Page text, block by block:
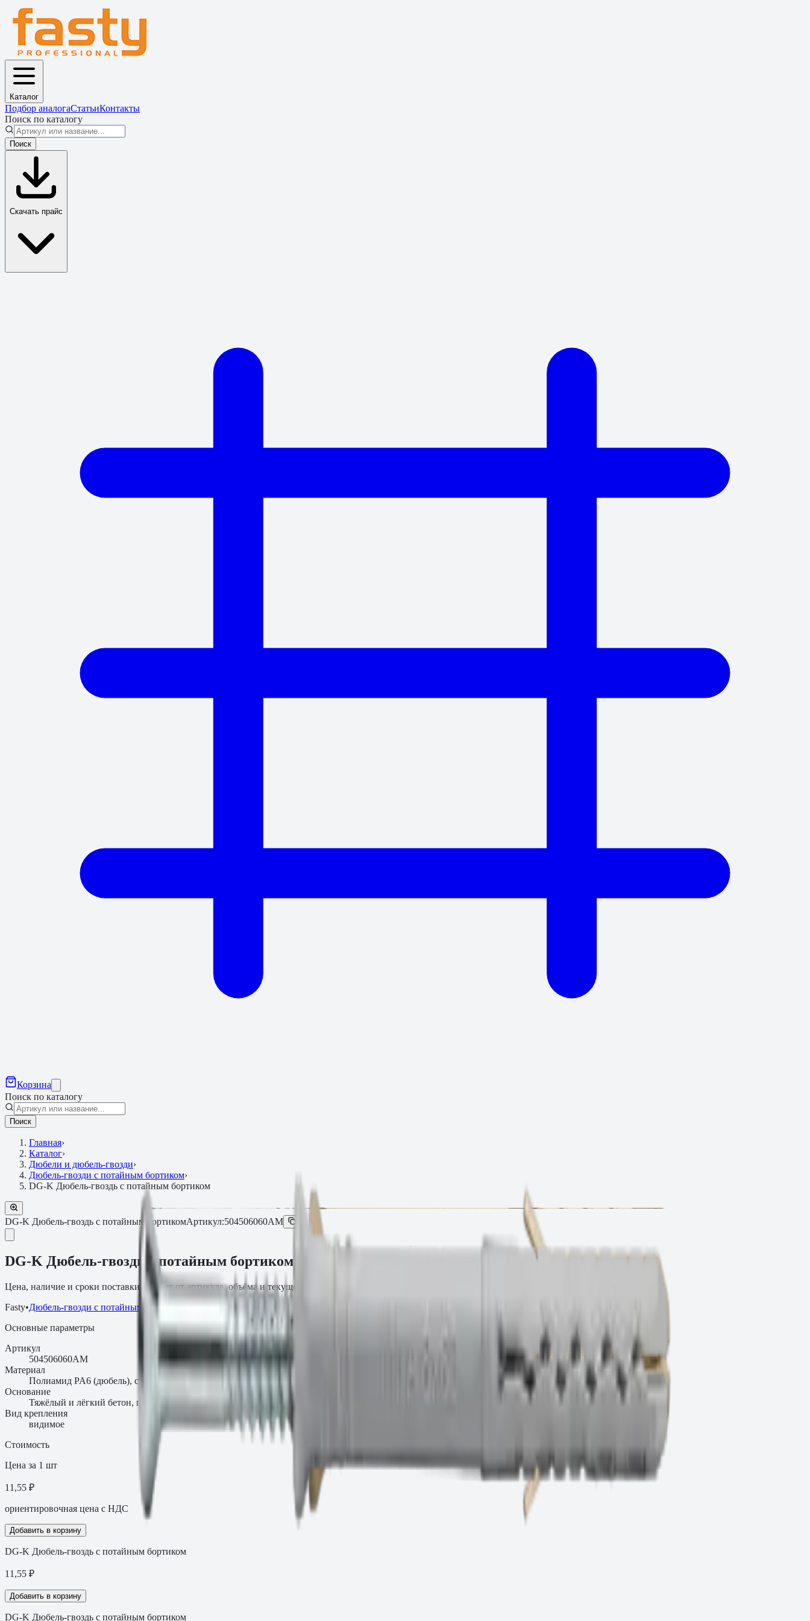
Каталог
Подбор аналогаСтатьиКонтакты
Поиск по каталогу
Поиск
Скачать прайс
Корзина
Поиск по каталогу
Поиск
Главная›
Каталог›
Дюбели и дюбель-гвозди›
Дюбель-гвозди с потайным бортиком›
DG-K Дюбель-гвоздь с потайным бортиком
DG-K Дюбель-гвоздь с потайным бортикомАртикул:504506060AM
DG-K Дюбель-гвоздь с потайным бортиком 6×60
Цена, наличие и сроки поставки зависят от артикула, объёма и текущей партии.
Fasty•Дюбель-гвозди с потайным бортиком
Основные параметры
Артикул
504506060AM
Материал
Полиамид PA6 (дюбель), сталь (гвоздь)
Основание
Тяжёлый и лёгкий бетон, полнотелый и пустотелый кирпич, ячеистый бетон
Вид крепления
видимое
Стоимость
Цена за 1 шт
11,55 ₽
ориентировочная цена с НДС
Добавить в корзину
DG-K Дюбель-гвоздь с потайным бортиком
11,55 ₽
Добавить в корзину
DG-K Дюбель-гвоздь с потайным бортиком